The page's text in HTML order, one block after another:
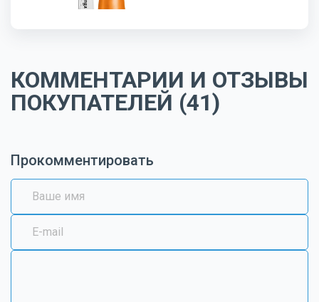
КОММЕНТАРИИ И ОТЗЫВЫ
ПОКУПАТЕЛЕЙ (41)
Прокомментировать